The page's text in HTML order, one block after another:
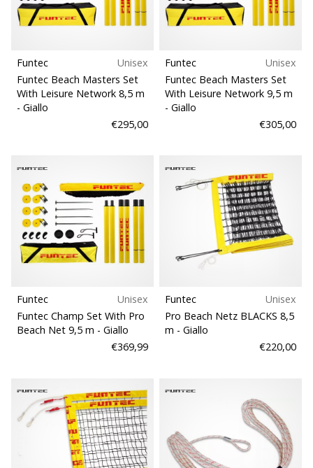
Funtec
Unisex
Funtec Beach Masters Set
With Leisure Network 8,5 m
- Giallo
€295,00
Funtec
Unisex
Funtec Beach Masters Set
With Leisure Network 9,5 m
- Giallo
€305,00
Funtec
Unisex
Funtec Champ Set With Pro
Beach Net 9,5 m - Giallo
€369,99
Funtec
Unisex
Pro Beach Netz BLACKS 8,5
m - Giallo
€220,00